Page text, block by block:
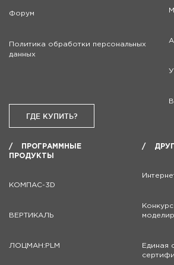
Форум
Политика обработки персональных
данных
ГДЕ КУПИТЬ?
ПРОГРАММНЫЕ
ПРОДУКТЫ
КОМПАС-3D
ВЕРТИКАЛЬ
ЛОЦМАН:PLM
Единая